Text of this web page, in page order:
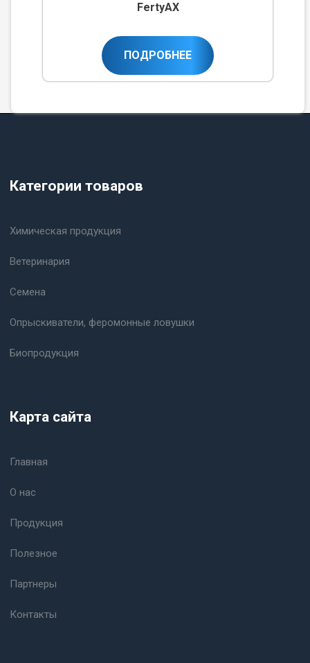
FertyAX
ПОДРОБНЕЕ
Категории товаров
Химическая продукция
Ветеринария
Семена
Опрыскиватели, феромонные ловушки
Биопродукция
Карта сайта
Главная
О нас
Продукция
Полезное
Партнеры
Контакты